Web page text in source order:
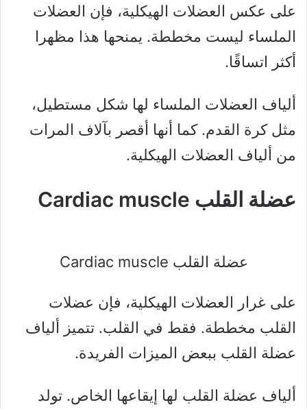
على عكس العضلات الهيكلية، فإن العضلات
الملساء ليست مخططة. يمنحها هذا مظهرا
أكثر اتساقًا.
ألياف العضلات الملساء لها شكل مستطيل،
مثل كرة القدم. كما أنها أقصر بآلاف المرات
من ألياف العضلات الهيكلية.
عضلة القلب Cardiac muscle
عضلة القلب Cardiac muscle
على غرار العضلات الهيكلية، فإن عضلات
القلب مخططة. فقط في القلب. تتميز ألياف
عضلة القلب ببعض الميزات الفريدة.
ألياف عضلة القلب لها إيقاعها الخاص. تولد